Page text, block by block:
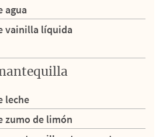
agua
vainilla líquida
leche
zumo de limón